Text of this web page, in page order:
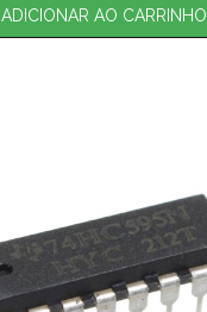
ADICIONAR AO CARRINHO